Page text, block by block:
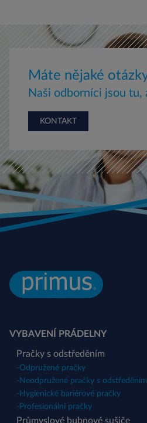
Máte nějaké
Naši odborníci jsou tu,
KONTAKT
VYBAVENÍ PRÁDELNY
Pračky s odstředěním
-Odpružené pračky
- Neodpružené pračky s odstředěním
- Hygienické bariérové pračky
- Profesionální pračky
Průmyslové bubnové sušiče